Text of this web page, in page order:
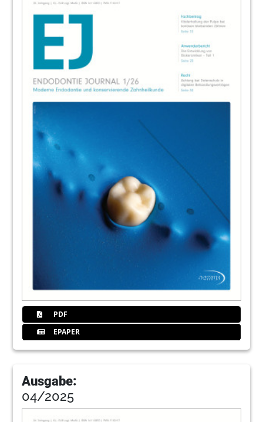
36KI-basierte Röntgenbefundung 2.0
Dr. Uta Hessbrüggen
Neue Strukturierte Fortbildung für
Endodontie im FFZ
Redaktion
News
Redaktion
An nur einem Tag – Fit für Hygiene, QM
und Dokumentation
Kongresse, Kurse und Symposien/
Impressum
Ostseekongress 2022 – Jetzt schon
44
PDF
EPAPER
Ausgabe:
04/2025